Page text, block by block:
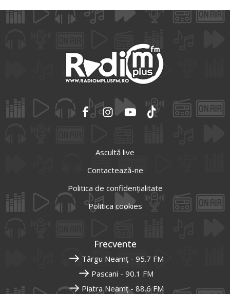
Ascultă live
Contactează-ne
Politica de confidențialitate
Politica cookies
Frecvente
Târgu Neamț - 95.7 FM
Pascani - 90.1 FM
Piatra Neamț - 88.6 FM